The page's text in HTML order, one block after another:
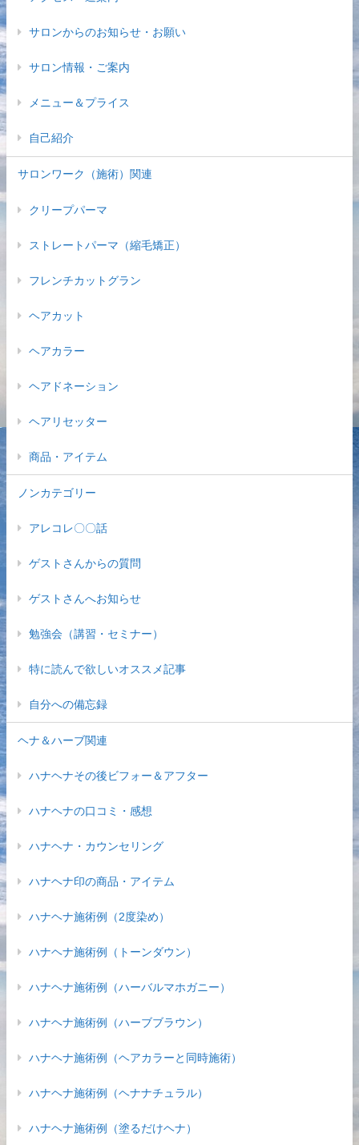
サロンからのお知らせ・お願い
サロン情報・ご案内
メニュー＆プライス
自己紹介
サロンワーク（施術）関連
クリープパーマ
ストレートパーマ（縮毛矯正）
フレンチカットグラン
ヘアカット
ヘアカラー
ヘアドネーション
ヘアリセッター
商品・アイテム
ノンカテゴリー
アレコレ〇〇話
ゲストさんからの質問
ゲストさんへお知らせ
勉強会（講習・セミナー）
特に読んで欲しいオススメ記事
自分への備忘録
ヘナ＆ハーブ関連
ハナヘナその後ビフォー＆アフター
ハナヘナの口コミ・感想
ハナヘナ・カウンセリング
ハナヘナ印の商品・アイテム
ハナヘナ施術例（2度染め）
ハナヘナ施術例（トーンダウン）
ハナヘナ施術例（ハーバルマホガニー）
ハナヘナ施術例（ハーブブラウン）
ハナヘナ施術例（ヘアカラーと同時施術）
ハナヘナ施術例（ヘナナチュラル）
ハナヘナ施術例（塗るだけヘナ）